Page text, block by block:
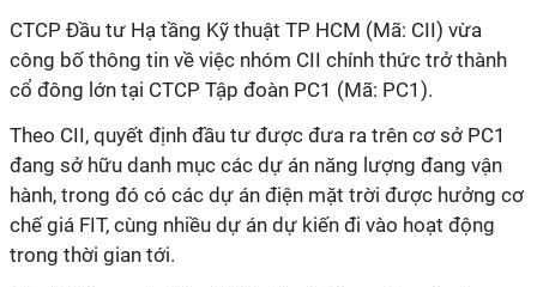
CTCP Đầu tư Hạ tầng Kỹ thuật TP HCM (Mã: CII) vừa
công bố thông tin về việc nhóm CII chính thức trở thành
cổ đông lớn tại CTCP Tập đoàn PC1 (Mã: PC1).
Theo CII, quyết định đầu tư được đưa ra trên cơ sở PC1
đang sở hữu danh mục các dự án năng lượng đang vận
hành, trong đó có các dự án điện mặt trời được hưởng cơ
chế giá FIT, cùng nhiều dự án dự kiến đi vào hoạt động
trong thời gian tới.